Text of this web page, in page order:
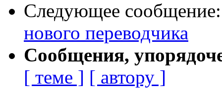
Следующее
нового переводчика
Сообщения,
[ теме ] [ автору ]